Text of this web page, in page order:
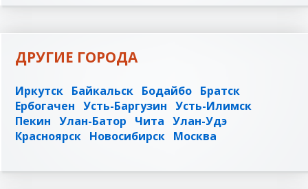
ДРУГИЕ ГОРОДА
Иркутск Байкальск Бодайбо Братск
Ербогачен Усть-Баргузин Усть-Илимск
Пекин Улан-Батор Чита Улан-Удэ
Красноярск Новосибирск Москва